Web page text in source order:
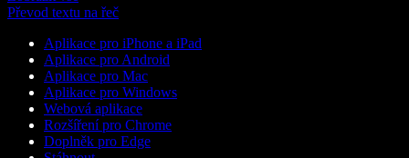
Převod textu na řeč
Aplikace pro iPhone a iPad
Aplikace pro Android
Aplikace pro Mac
Aplikace pro Windows
Webová aplikace
Rozšíření pro Chrome
Doplněk pro Edge